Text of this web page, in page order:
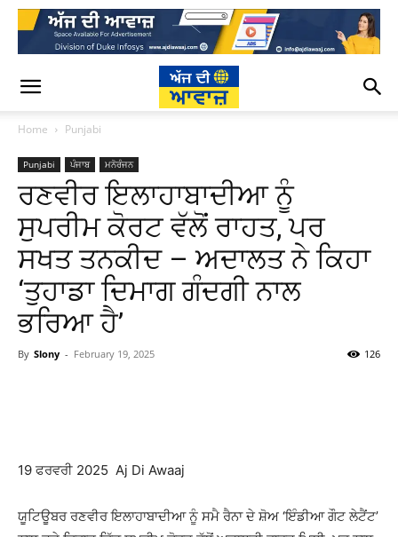
Home Punjabi
Punjabi ਪੰਜਾਬ ਮਨੋਰੰਜਨ
ਰਣਵੀਰ ਇਲਾਹਾਬਾਦੀਆ ਨੂੰ
ਸੁਪਰੀਮ ਕੋਰਟ ਵੱਲੋਂ ਰਾਹਤ, ਪਰ
ਸਖਤ ਤਨਕੀਦ – ਅਦਾਲਤ ਨੇ ਕਿਹਾ
‘ਤੁਹਾਡਾ ਦਿਮਾਗ ਗੰਦਗੀ ਨਾਲ
ਭਰਿਆ ਹੈ’
By Slony - February 19, 2025 126
19 ਫਰਵਰੀ 2025 Aj Di Awaaj
ਯੂਟਿਊਬਰ ਰਣਵੀਰ ਇਲਾਹਾਬਾਦੀਆ ਨੂੰ ਸਮੈ ਰੈਨਾ ਦੇ ਸ਼ੋਅ ‘ਇੰਡੀਆ ਗੌਟ ਲੇਟੈਂਟ’